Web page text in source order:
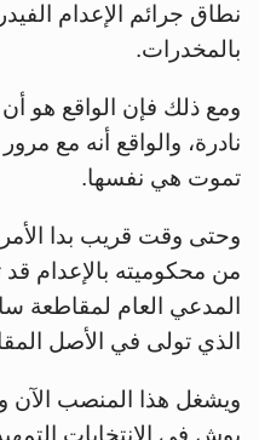
نطاق جرائم الإعدام
بالمخدرات.
ومع ذلك فإن الواقع هو
نادرة، والواقع أنه مع
تموت هي نفسها.
وحتى وقت قريب بدا
من محكوميته بالإعدام قد
المدعي العام لمقاطعة
الذي تولى في الأصل
ويشغل هذا المنصب الآن
بوش في الانتخابات